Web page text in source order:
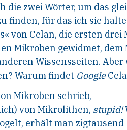
die zwei Wörter, um das
finden, für das ich sie
von Celan, die ersten drei
Mikroben gewidmet,
Wissensseiten. Aber
Warum findet Google
Mikroben schrieb,
von Mikrolithen, stupid!
erhält man zigtausend